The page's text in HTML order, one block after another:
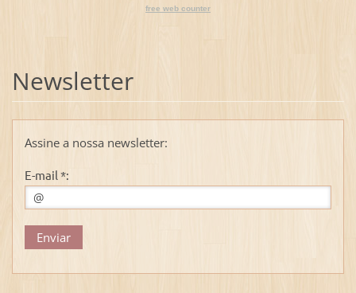
free web counter
Newsletter
Assine a nossa newsletter:
E-mail *: